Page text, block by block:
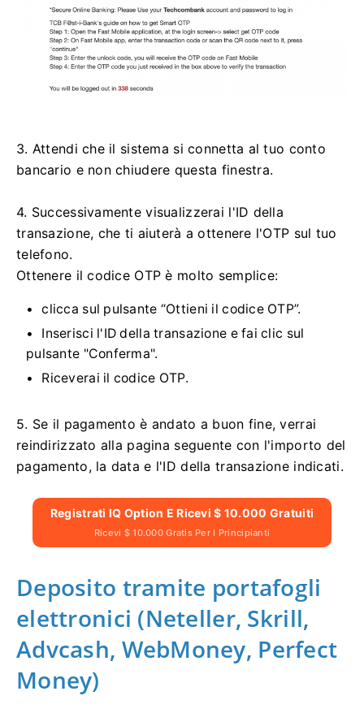
3. Attendi che il sistema si connetta al tuo conto
bancario e non chiudere questa finestra.
4. Successivamente visualizzerai l'ID della
transazione, che ti aiuterà a ottenere l'OTP sul tuo
telefono.
Ottenere il codice OTP è molto semplice:
clicca sul pulsante “Ottieni il codice OTP”.
Inserisci l'ID della transazione e fai clic sul
pulsante "Conferma".
Riceverai il codice OTP.
5. Se il pagamento è andato a buon fine, verrai
reindirizzato alla pagina seguente con l'importo del
pagamento, la data e l'ID della transazione indicati.
Registrati IQ Option E Ricevi $ 10.000 Gratuiti
Ricevi $ 10.000 Gratis Per I Principianti
Deposito tramite portafogli
elettronici (Neteller, Skrill,
Advcash, WebMoney, Perfect
Money)